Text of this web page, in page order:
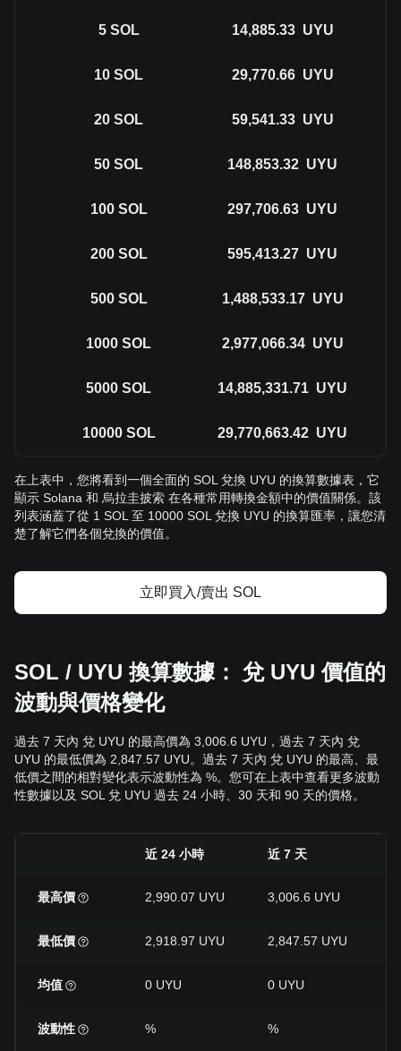
5 SOL 14,885.33 UYU
10 SOL 29,770.66 UYU
20 SOL 59,541.33 UYU
50 SOL 148,853.32 UYU
100 SOL 297,706.63 UYU
200 SOL 595,413.27 UYU
500 SOL 1,488,533.17 UYU
1000 SOL 2,977,066.34 UYU
5000 SOL 14,885,331.71 UYU
10000 SOL 29,770,663.42 UYU
在上表中，您將看到一個全面的 SOL 兌換 UYU 的換算數據表，它
顯示 Solana 和 烏拉圭披索 在各種常用轉換金額中的價值關係。該
列表涵蓋了從 1 SOL 至 10000 SOL 兌換 UYU 的換算匯率，讓您清
楚了解它們各個兌換的價值。
立即買入/賣出 SOL
SOL / UYU 換算數據： 兌 UYU 價值的
波動與價格變化
過去 7 天內 兌 UYU 的最高價為 3,006.6 UYU，過去 7 天內 兌
UYU 的最低價為 2,847.57 UYU。過去 7 天內 兌 UYU 的最高、最
低價之間的相對變化表示波動性為 %。您可在上表中查看更多波動
性數據以及 SOL 兌 UYU 過去 24 小時、30 天和 90 天的價格。
近 24 小時 近 7 天
最高價 2,990.07 UYU 3,006.6 UYU
最低價 2,918.97 UYU 2,847.57 UYU
均值 0 UYU 0 UYU
波動性 % %